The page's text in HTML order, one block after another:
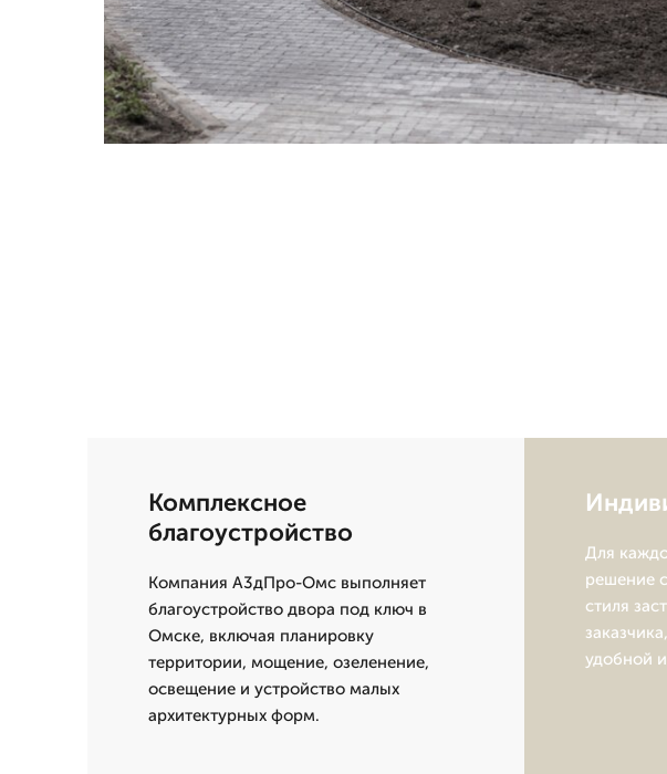
Комплексное
благоустройство
Компания А3дПро-Омс выполняет
благоустройство двора под ключ в
Омске, включая планировку
территории, мощение, озеленение,
освещение и устройство малых
архитектурных форм.
Для
решение
стиля
удобной